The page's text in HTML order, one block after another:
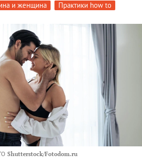
и женщина Практики how to
Shutterstock/Fotodom.ru